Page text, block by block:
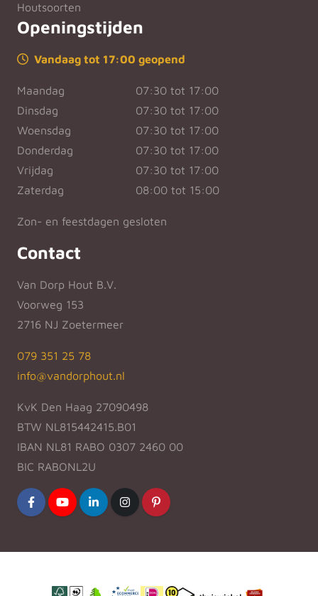
Houtsoorten
Openingstijden
Vandaag tot 17:00 geopend
Maandag
07:30 tot 17:00
Dinsdag
07:30 tot 17:00
Woensdag
07:30 tot 17:00
Donderdag
07:30 tot 17:00
Vrijdag
07:30 tot 17:00
Zaterdag
08:00 tot 15:00
Zon- en feestdagen gesloten
Contact
Van Dorp Hout B.V.
Voorweg 153
2716 NJ Zoetermeer
079 351 25 78
info@vandorphout.nl
KvK Den Haag 27090498
BTW NL815442415.B01
IBAN NL81 RABO 0307 2460 00
BIC RABONL2U